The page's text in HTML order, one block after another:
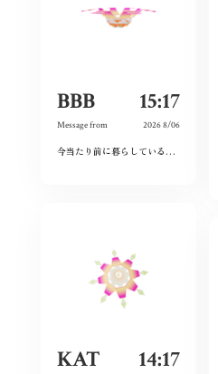
BBB 15:17
Message from 2026 8/06
今当たり前に暮らしている日々が特別なものに感じた。暗い気持ちになることなく、とても前向きにこれからの未来を精一杯生きて作りたいと感じました。
KAT 14:17